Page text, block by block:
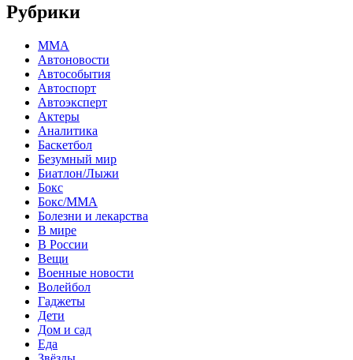
Рубрики
MMA
Автоновости
Автособытия
Автоспорт
Автоэксперт
Актеры
Аналитика
Баскетбол
Безумный мир
Биатлон/Лыжи
Бокс
Бокс/MMA
Болезни и лекарства
В мире
В России
Вещи
Военные новости
Волейбол
Гаджеты
Дети
Дом и сад
Еда